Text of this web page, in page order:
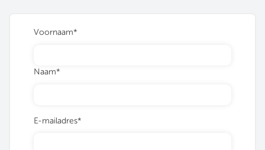
Voornaam*
Naam*
E-mailadres*